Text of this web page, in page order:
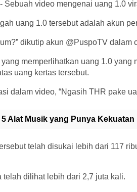
Sebuah video mengenai uang 1.0
uang 1.0 tersebut adalah akun
dikutip akun @PuspoTV dalam
memperlihatkan uang 1.0
uang kertas tersebut.
dalam video, “Ngasih THR pake
5 Alat Musik yang Punya Kekuatan
telah disukai lebih dari 117
telah dilihat lebih dari 2,7 juta kali.